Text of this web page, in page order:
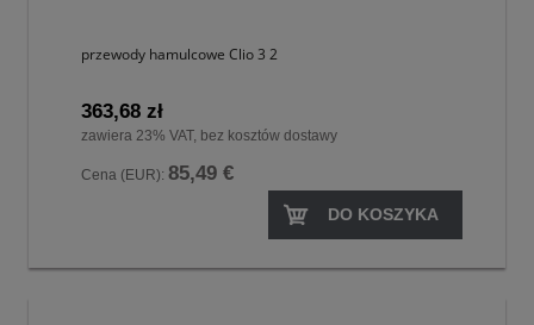
przewody hamulcowe Clio 3 2
363,68 zł
zawiera 23% VAT, bez kosztów dostawy
Cena (EUR): 85,49 €
DO KOSZYKA